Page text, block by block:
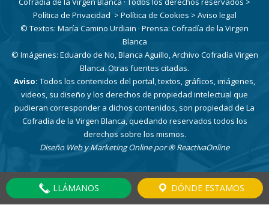
Política de Privacidad > Política de Cookies > Aviso legal
© Textos: María Camino Urdiain · Prensa: Cofradía de la Virgen
Blanca
© Imágenes: Eduardo de No, Blanca Aguillo, Archivo Cofradía Virgen
Blanca. Otras fuentes citadas.
Aviso: Todos los contenidos del portal, textos, gráficos, imágenes,
videos, su diseño y los derechos de propiedad intelectual que
pudieran corresponder a dichos contenidos, son propiedad de La
Cofradía de la Virgen Blanca, quedando reservados todos los
derechos sobre los mismos.
Diseño Web y Marketing Online por® ReactivaOnline
LLÁMANOS DÓNDE ESTAMOS